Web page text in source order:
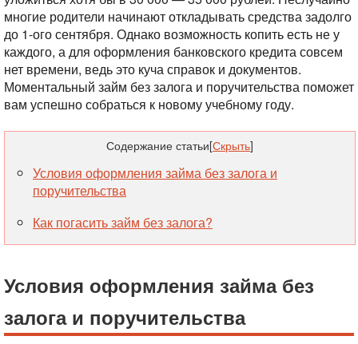
многие родители начинают откладывать средства задолго
до 1-ого сентября. Однако возможность копить есть не у
каждого, а для оформления банковского кредита совсем
нет времени, ведь это куча справок и документов.
Моментальный займ без залога и поручительства поможет
вам успешно собраться к новому учебному году.
Содержание статьи[Скрыть]
Условия оформления займа без залога и
поручительства
Как погасить займ без залога?
Условия оформления займа без
залога и поручительства